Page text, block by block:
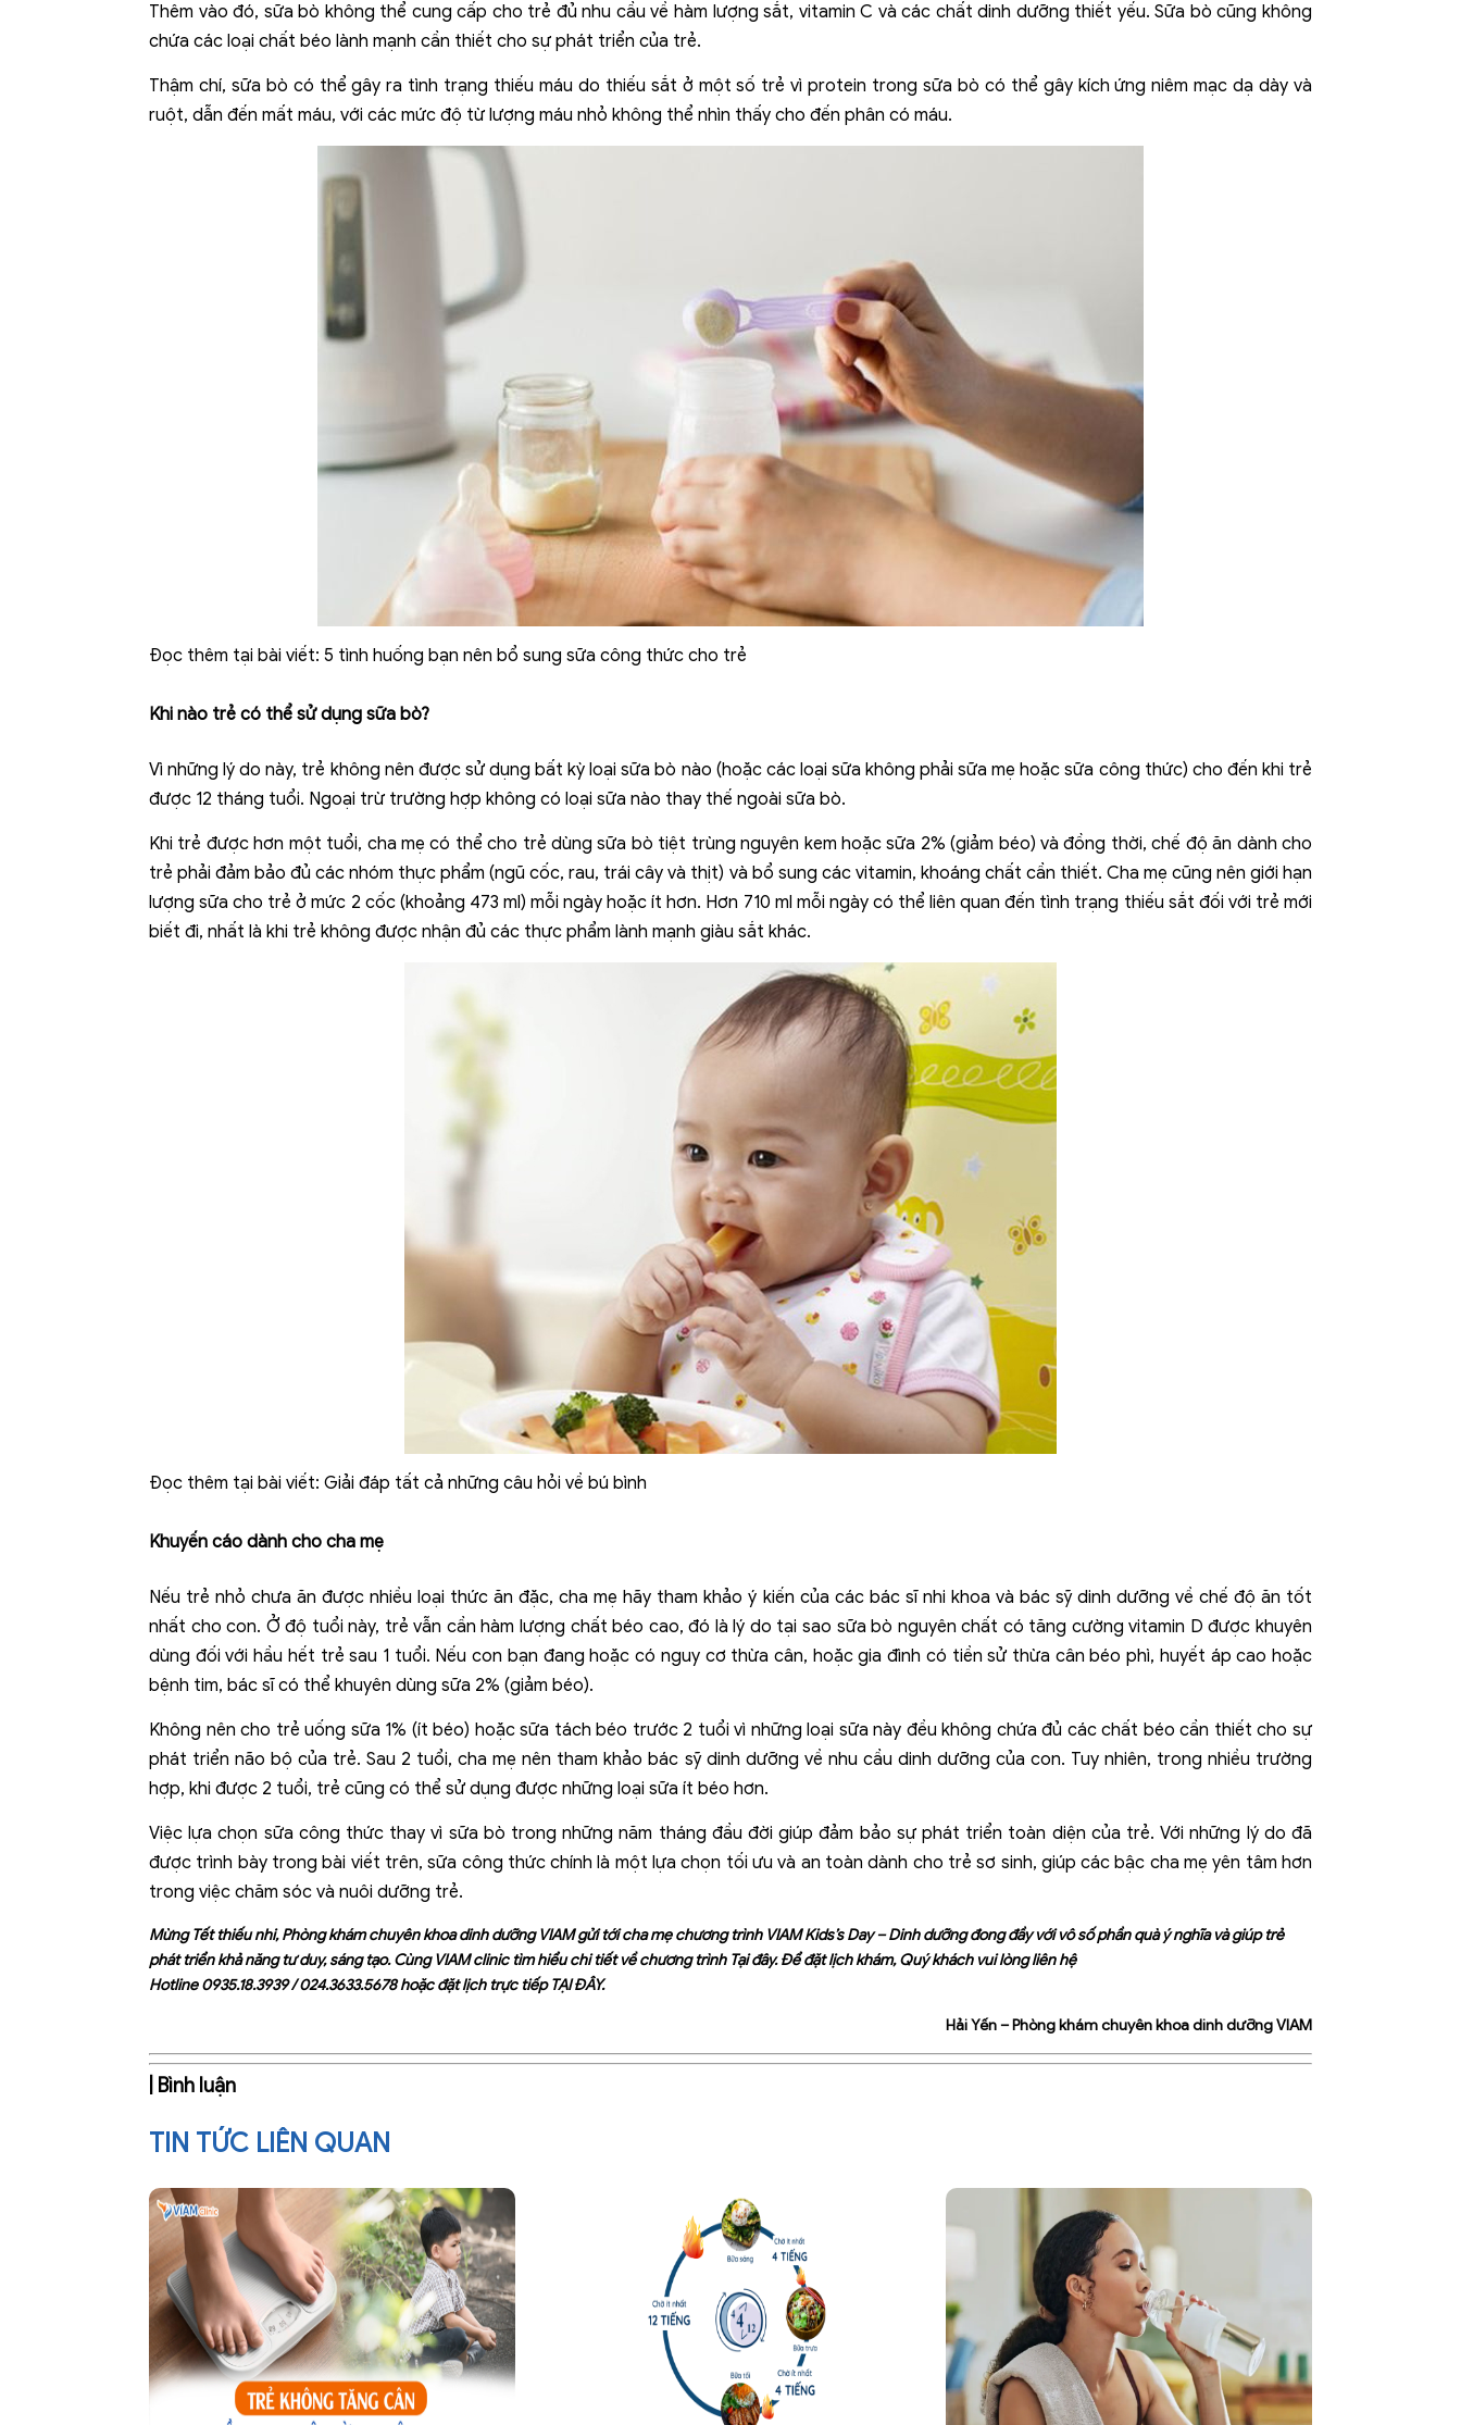
Thêm vào đó, sữa bò không thể cung cấp cho trẻ đủ nhu cầu về hàm lượng sắt, vitamin C và các chất dinh dưỡng thiết yếu. Sữa bò cũng không
chứa các loại chất béo lành mạnh cần thiết cho sự phát triển của trẻ.
Thậm chí, sữa bò có thể gây ra tình trạng thiếu máu do thiếu sắt ở một số trẻ vì protein trong sữa bò có thể gây kích ứng niêm mạc dạ dày và
ruột, dẫn đến mất máu, với các mức độ từ lượng máu nhỏ không thể nhìn thấy cho đến phân có máu.
Đọc thêm tại bài viết: 5 tình huống bạn nên bổ sung sữa công thức cho trẻ
Khi nào trẻ có thể sử dụng sữa bò?
Vì những lý do này, trẻ không nên được sử dụng bất kỳ loại sữa bò nào (hoặc các loại sữa không phải sữa mẹ hoặc sữa công thức) cho đến khi trẻ
được 12 tháng tuổi. Ngoại trừ trường hợp không có loại sữa nào thay thế ngoài sữa bò.
Khi trẻ được hơn một tuổi, cha mẹ có thể cho trẻ dùng sữa bò tiệt trùng nguyên kem hoặc sữa 2% (giảm béo) và đồng thời, chế độ ăn dành cho
trẻ phải đảm bảo đủ các nhóm thực phẩm (ngũ cốc, rau, trái cây và thịt) và bổ sung các vitamin, khoáng chất cần thiết. Cha mẹ cũng nên giới hạn
lượng sữa cho trẻ ở mức 2 cốc (khoảng 473 ml) mỗi ngày hoặc ít hơn. Hơn 710 ml mỗi ngày có thể liên quan đến tình trạng thiếu sắt đối với trẻ mới
biết đi, nhất là khi trẻ không được nhận đủ các thực phẩm lành mạnh giàu sắt khác.
Đọc thêm tại bài viết: Giải đáp tất cả những câu hỏi về bú bình
Khuyến cáo dành cho cha mẹ
Nếu trẻ nhỏ chưa ăn được nhiều loại thức ăn đặc, cha mẹ hãy tham khảo ý kiến của các bác sĩ nhi khoa và bác sỹ dinh dưỡng về chế độ ăn tốt
nhất cho con. Ở độ tuổi này, trẻ vẫn cần hàm lượng chất béo cao, đó là lý do tại sao sữa bò nguyên chất có tăng cường vitamin D được khuyên
dùng đối với hầu hết trẻ sau 1 tuổi. Nếu con bạn đang hoặc có nguy cơ thừa cân, hoặc gia đình có tiền sử thừa cân béo phì, huyết áp cao hoặc
bệnh tim, bác sĩ có thể khuyên dùng sữa 2% (giảm béo).
Không nên cho trẻ uống sữa 1% (ít béo) hoặc sữa tách béo trước 2 tuổi vì những loại sữa này đều không chứa đủ các chất béo cần thiết cho sự
phát triển não bộ của trẻ. Sau 2 tuổi, cha mẹ nên tham khảo bác sỹ dinh dưỡng về nhu cầu dinh dưỡng của con. Tuy nhiên, trong nhiều trường
hợp, khi được 2 tuổi, trẻ cũng có thể sử dụng được những loại sữa ít béo hơn.
Việc lựa chọn sữa công thức thay vì sữa bò trong những năm tháng đầu đời giúp đảm bảo sự phát triển toàn diện của trẻ. Với những lý do đã
được trình bày trong bài viết trên, sữa công thức chính là một lựa chọn tối ưu và an toàn dành cho trẻ sơ sinh, giúp các bậc cha mẹ yên tâm hơn
trong việc chăm sóc và nuôi dưỡng trẻ.
Mừng Tết thiếu nhi, Phòng khám chuyên khoa dinh dưỡng VIAM gửi tới cha mẹ chương trình VIAM Kids’s Day – Dinh dưỡng đong đầyvới vô số phần quà ý nghĩa và giúp trẻ
phát triển khả năng tư duy, sáng tạo. Cùng VIAM clinic tìm hiểu chi tiết về chương trình Tại đây. Để đặt lịch khám, Quý khách vui lòng liên hệ
Hotline0935.18.3939/024.3633.5678hoặc đặt lịch trực tiếpTẠI ĐÂY.
Hải Yến – Phòng khám chuyên khoa dinh dưỡng VIAM
| Bình luận
TIN TỨC LIÊN QUAN